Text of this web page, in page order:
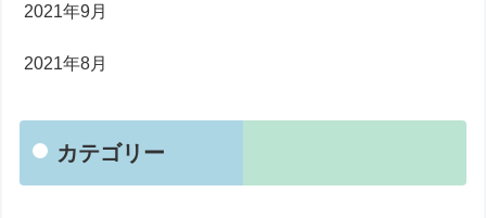
2021年9月
2021年8月
カテゴリー